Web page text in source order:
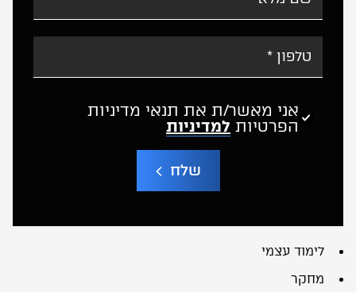
אני מאשר/ת את תנאי מדיניות
הפרטיותלמדיניות
שלח
t
לימוד עצמי
מחקר